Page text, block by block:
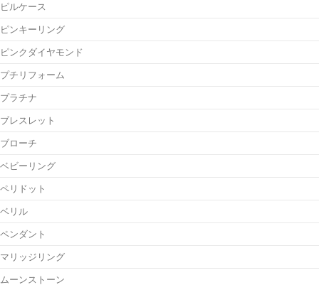
ピルケース
ピンキーリング
ピンクダイヤモンド
プチリフォーム
プラチナ
ブレスレット
ブローチ
ベビーリング
ペリドット
ベリル
ペンダント
マリッジリング
ムーンストーン